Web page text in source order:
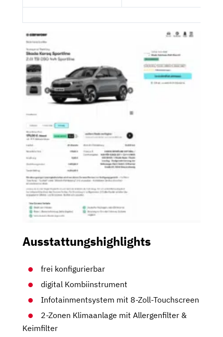
Ausstattungshighlights
frei konfigurierbar
digital Kombiinstrument
Infotainmentsystem mit 8-Zoll-Touchscreen
2-Zonen Klimaanlage mit Allergenfilter &
Keimfilter